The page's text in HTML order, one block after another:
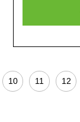
10 11 12